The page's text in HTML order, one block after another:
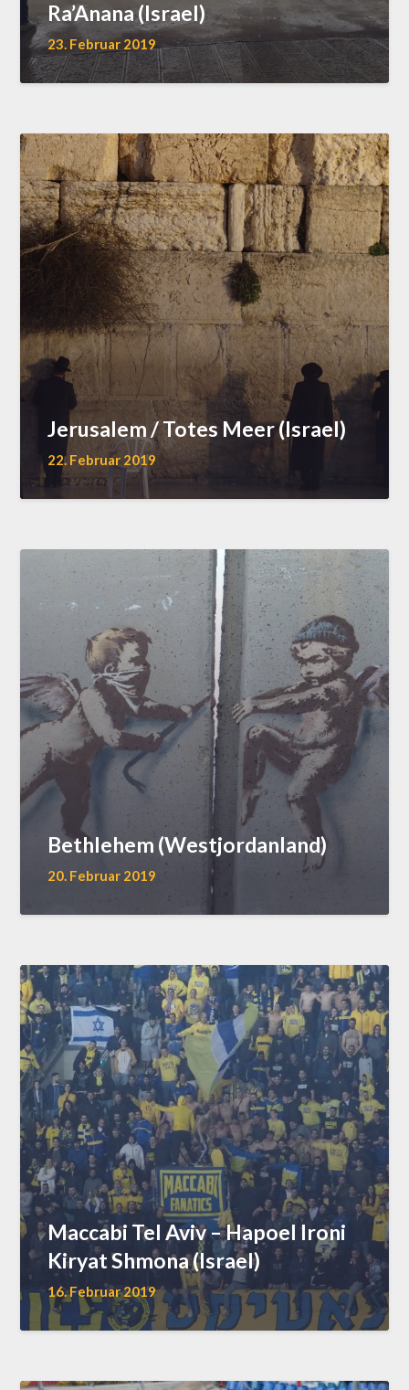
Ra’Anana (Israel)
23. Februar 2019
Jerusalem / Totes Meer (Israel)
22. Februar 2019
Bethlehem (Westjordanland)
20. Februar 2019
Maccabi Tel Aviv – Hapoel Ironi
Kiryat Shmona (Israel)
16. Februar 2019